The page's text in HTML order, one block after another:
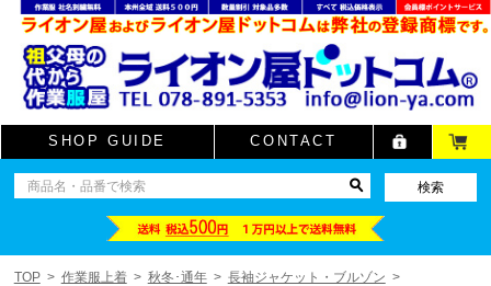
SHOP GUIDE CONTACT
TOP 作業服上着 秋冬･通年
長袖ジャケット・ブルゾン